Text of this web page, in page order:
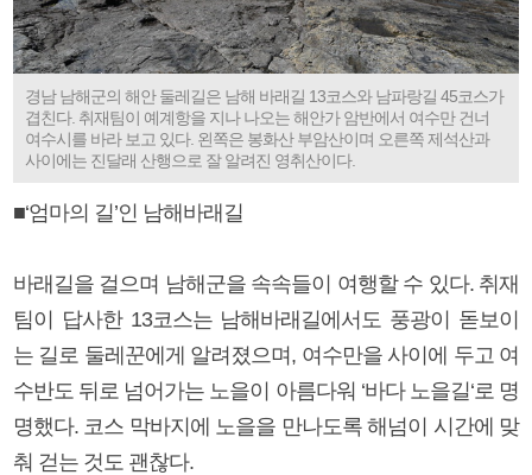
경남 남해군의 해안 둘레길은 남해 바래길 13코스와 남파랑길 45코스가
겹친다. 취재팀이 예계항을 지나 나오는 해안가 암반에서 여수만 건너
여수시를 바라 보고 있다. 왼쪽은 봉화산 부암산이며 오른쪽 제석산과
사이에는 진달래 산행으로 잘 알려진 영취산이다.
■‘엄마의 길’인 남해바래길
바래길을 걸으며 남해군을 속속들이 여행할 수 있다. 취재
팀이 답사한 13코스는 남해바래길에서도 풍광이 돋보이
는 길로 둘레꾼에게 알려졌으며, 여수만을 사이에 두고 여
수반도 뒤로 넘어가는 노을이 아름다워 ‘바다 노을길‘로 명
명했다. 코스 막바지에 노을을 만나도록 해넘이 시간에 맞
춰 걷는 것도 괜찮다.